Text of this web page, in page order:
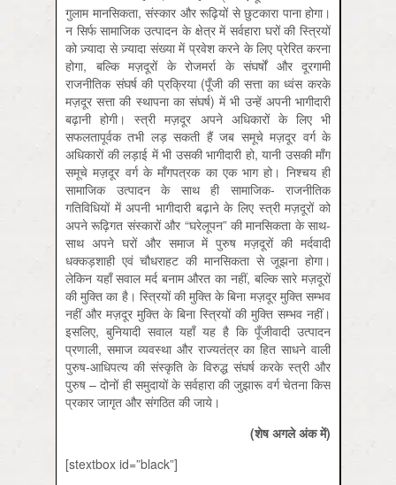
गुलाम मानसिकता, संस्कार और रूढ़ियों से छुटकारा पाना होगा।
न सिर्फ सामाजिक उत्पादन के क्षेत्र में सर्वहारा घरों की स्त्रियों
को ज़्यादा से ज़्यादा संख्या में प्रवेश करने के लिए प्रेरित करना
होगा, बल्कि मज़दूरों के रोजमर्रा के संघर्षों और दूरगामी
राजनीतिक संघर्ष की प्रक्रिया (पूँजी की सत्ता का ध्वंस करके
मज़दूर सत्ता की स्थापना का संघर्ष) में भी उन्हें अपनी भागीदारी
बढ़ानी होगी। स्त्री मज़दूर अपने अधिकारों के लिए भी
सफलतापूर्वक तभी लड़ सकती हैं जब समूचे मज़दूर वर्ग के
अधिकारों की लड़ाई में भी उसकी भागीदारी हो, यानी उसकी माँग
समूचे मज़दूर वर्ग के माँगपत्रक का एक भाग हो। निश्चय ही
सामाजिक उत्पादन के साथ ही सामाजिक- राजनीतिक
गतिविधियों में अपनी भागीदारी बढ़ाने के लिए स्त्री मज़दूरों को
अपने रूढ़िगत संस्कारों और “घरेलूपन” की मानसिकता के साथ-
साथ अपने घरों और समाज में पुरुष मज़दूरों की मर्दवादी
धक्कड़शाही एवं चौधराहट की मानसिकता से जूझना होगा।
लेकिन यहाँ सवाल मर्द बनाम औरत का नहीं, बल्कि सारे मज़दूरों
की मुक्ति का है। स्त्रियों की मुक्ति के बिना मज़दूर मुक्ति सम्भव
नहीं और मज़दूर मुक्ति के बिना स्त्रियों की मुक्ति सम्भव नहीं।
इसलिए, बुनियादी सवाल यहाँ यह है कि पूँजीवादी उत्पादन
प्रणाली, समाज व्यवस्था और राज्यतंत्र का हित साधने वाली
पुरुष-आधिपत्य की संस्कृति के विरुद्ध संघर्ष करके स्त्री और
पुरुष – दोनों ही समुदायों के सर्वहारा की जुझारू वर्ग चेतना किस
प्रकार जागृत और संगठित की जाये।
(शेष अगले अंक में)
[stextbox id=”black”]